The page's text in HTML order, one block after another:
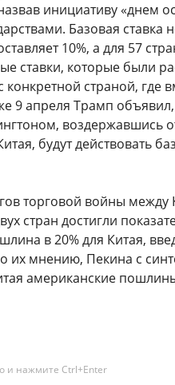
инициативу «днем
Базовая ставка
10%, а для 57
ставки, которые были
страной, где
9 апреля Трамп
воздержавшись
будут действовать
торговой войны
стран достигли
в 20% для Китая,
их мнению, Пекина с
американские
и нажмите Ctrl+Enter